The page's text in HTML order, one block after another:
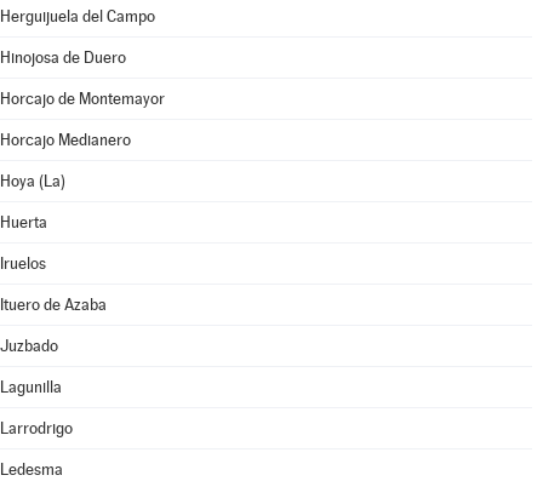
Herguijuela del Campo
Hinojosa de Duero
Horcajo de Montemayor
Horcajo Medianero
Hoya (La)
Huerta
Iruelos
Ituero de Azaba
Juzbado
Lagunilla
Larrodrigo
Ledesma